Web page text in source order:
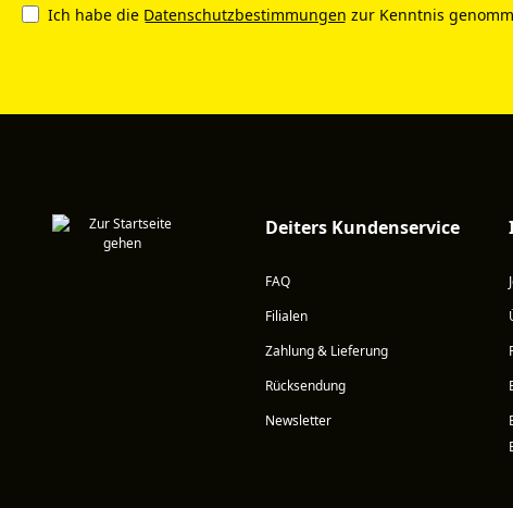
Ich habe die Datenschutzbestimmungen zur Kenntnis
Deiters Kundenservice
FAQ
Filialen
Zahlung & Lieferung
Rücksendung
Newsletter